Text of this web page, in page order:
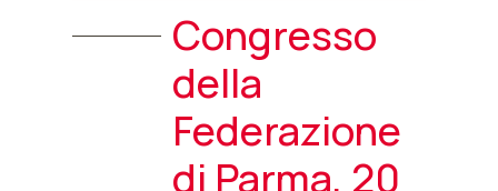
Congresso
della
Federazione
di Parma, 20